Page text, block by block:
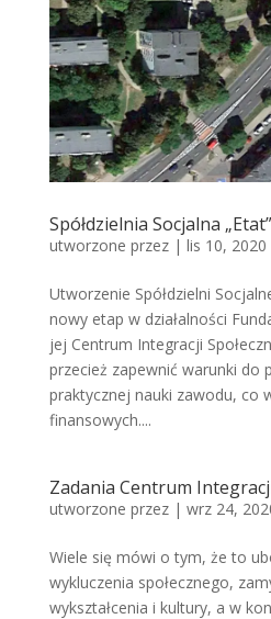
Spółdzielnia Socjalna „Etat”
utworzone przez | lis 10, 2020
Utworzenie Spółdzielni
nowy etap w działalności
jej Centrum Integracji
przecież zapewnić warunki do
praktycznej nauki zawodu, co
finansowych....
Zadania Centrum
utworzone przez | wrz 24,
Wiele się mówi o tym, że to
wykluczenia społecznego,
wykształcenia i kultury, a w